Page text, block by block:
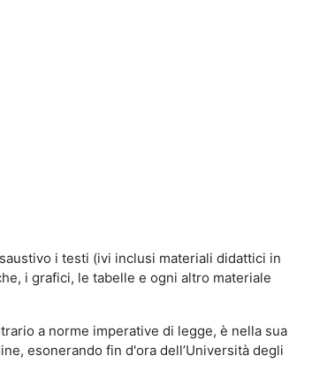
i testi (ivi inclusi materiali didattici in
i grafici, le tabelle e ogni altro materiale
a norme imperative di legge, è nella sua
esonerando fin d'ora dell’Università degli